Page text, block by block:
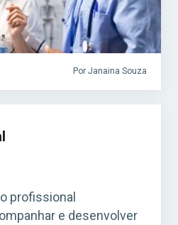
Por Janaina Souza
profissional
e desenvolver